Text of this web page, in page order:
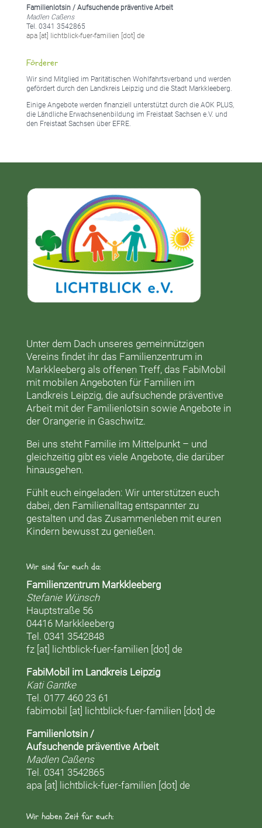
Familienlotsin / Aufsuchende präventive Arbeit
Madlen Caßens
Tel. 0341 3542865
apa [at] lichtblick-fuer-familien [dot] de
Förderer
Wir sind Mitglied im Paritätischen Wohlfahrtsverband und werden
gefördert durch den Landkreis Leipzig und die Stadt Markkleeberg.
Einige Angebote werden finanziell unterstützt durch die AOK PLUS,
die Ländliche Erwachsenenbildung im Freistaat Sachsen e.V. und
den Freistaat Sachsen über EFRE.
Unter dem Dach unseres gemeinnützigen
Vereins findet ihr das Familienzentrum in
Markkleebergals offenen Treff, das FabiMobil
mit mobilen Angeboten für Familien im
Landkreis Leipzig, die aufsuchende präventive
Arbeit mit der Familienlotsin sowie Angebote in
der Orangeriein Gaschwitz.
Bei uns steht Familie im Mittelpunkt – und
gleichzeitig gibt es viele Angebote, die darüber
hinausgehen.
Fühlt euch eingeladen: Wir unterstützen euch
dabei, den Familienalltag entspannter zu
gestalten und das Zusammenleben mit euren
Kindern bewusst zu genießen.
Wir sind für euch da:
Familienzentrum Markkleeberg
Stefanie Wünsch
Hauptstraße 56
04416 Markkleeberg
Tel. 0341 3542848
fz [at] lichtblick-fuer-familien [dot] de
FabiMobil im Landkreis Leipzig
Kati Gantke
Tel. 0177 460 23 61
fabimobil [at] lichtblick-fuer-familien [dot] de
Familienlotsin /
Aufsuchende präventive Arbeit
Madlen Caßens
Tel. 0341 3542865
apa [at] lichtblick-fuer-familien [dot] de
Wir haben Zeit für euch: